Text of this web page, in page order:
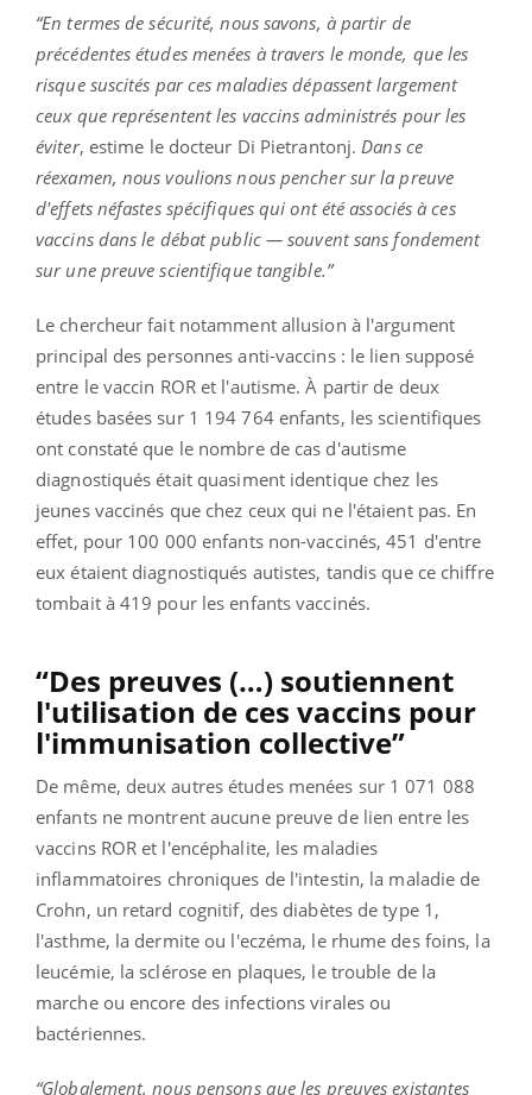
“En termes de sécurité, nous savons, à partir de
précédentes études menées à travers le monde, que les
risque suscités par ces maladies dépassent largement
ceux que représentent les vaccins administrés pour les
éviter, estime le docteur Di Pietrantonj. Dans ce
réexamen, nous voulions nous pencher sur la preuve
d'effets néfastes spécifiques qui ont été associés à ces
vaccins dans le débat public — souvent sans fondement
sur une preuve scientifique tangible.”
Le chercheur fait notamment allusion à l'argument
principal des personnes anti-vaccins : le lien supposé
entre le vaccin ROR et l'autisme. À partir de deux
études basées sur 1 194 764 enfants, les scientifiques
ont constaté que le nombre de cas d'autisme
diagnostiqués était quasiment identique chez les
jeunes vaccinés que chez ceux qui ne l'étaient pas. En
effet, pour 100 000 enfants non-vaccinés, 451 d'entre
eux étaient diagnostiqués autistes, tandis que ce chiffre
tombait à 419 pour les enfants vaccinés.
“Des preuves (…) soutiennent
l'utilisation de ces vaccins pour
l'immunisation collective”
De même, deux autres études menées sur 1 071 088
enfants ne montrent aucune preuve de lien entre les
vaccins ROR et l'encéphalite, les maladies
inflammatoires chroniques de l'intestin, la maladie de
Crohn, un retard cognitif, des diabètes de type 1,
l'asthme, la dermite ou l'eczéma, le rhume des foins, la
leucémie, la sclérose en plaques, le trouble de la
marche ou encore des infections virales ou
bactériennes.
“Globalement, nous pensons que les preuves existantes